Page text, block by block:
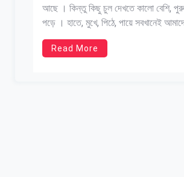
আছে । কিন্তু কিছু চুল দেখতে কালো বেশি,
পড়ে । হাতে, মুখে, পিঠে, পায়ে সবখানেই
কিন্তু সেগুলো পাতলা, ছোট, ধূসর রঙের এবং ঘন
[…]Read More